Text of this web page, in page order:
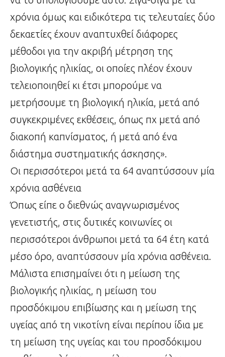
χρόνια όμως και ειδικότερα τις τελευταίες δύο
δεκαετίες έχουν αναπτυχθεί διάφορες
μέθοδοι για την ακριβή μέτρηση της
βιολογικής ηλικίας, οι οποίες πλέον έχουν
τελειοποιηθεί κι έτσι μπορούμε να
μετρήσουμε τη βιολογική ηλικία, μετά από
συγκεκριμένες εκθέσεις, όπως πχ μετά από
διακοπή καπνίσματος, ή μετά από ένα
διάστημα συστηματικής άσκησης».
Οι περισσότεροι μετά τα 64 αναπτύσσουν μία
χρόνια ασθένεια
Όπως είπε ο διεθνώς αναγνωρισμένος
γενετιστής, στις δυτικές κοινωνίες οι
περισσότεροι άνθρωποι μετά τα 64 έτη κατά
μέσο όρο, αναπτύσσουν μία χρόνια ασθένεια.
Μάλιστα επισημαίνει ότι η μείωση της
βιολογικής ηλικίας, η μείωση του
προσδόκιμου επιβίωσης και η μείωση της
υγείας από τη νικοτίνη είναι περίπου ίδια με
τη μείωση της υγείας και του προσδόκιμου